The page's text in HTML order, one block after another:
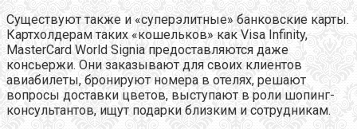
Существуют также и «суперэлитные» банковские карты.
Картхолдерам таких «кошельков» как Visa Infinity,
MasterCard World Signia предоставляются даже
консьержи. Они заказывают для своих клиентов
авиабилеты, бронируют номера в отелях, решают
вопросы доставки цветов, выступают в роли шопинг-
консультантов, ищут подарки близким и сотрудникам.